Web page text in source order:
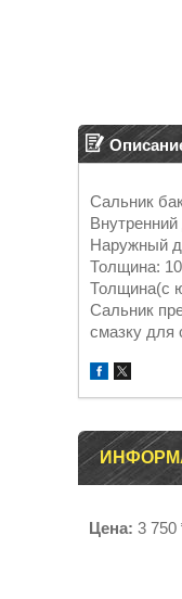
Сальник
Наружный
Толщина:
Толщина(с
Cальник
смазку для
Цена: 3 750